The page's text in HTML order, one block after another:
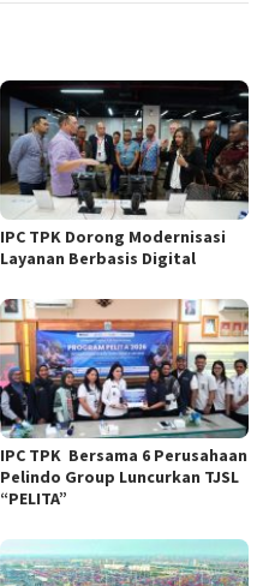
IPC TPK Dorong Modernisasi
Layanan Berbasis Digital
IPC TPK Bersama 6 Perusahaan
Pelindo Group Luncurkan TJSL
“PELITA”